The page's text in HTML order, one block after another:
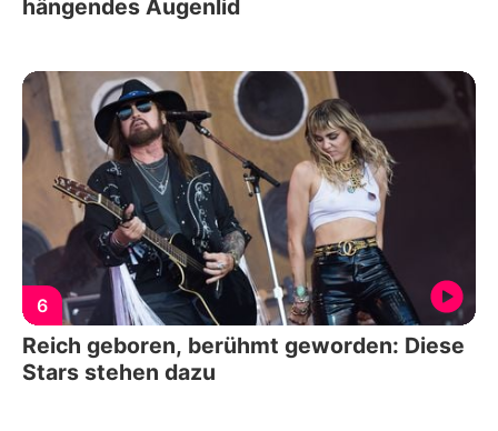
hängendes Augenlid
6
Reich geboren, berühmt geworden: Diese
Stars stehen dazu